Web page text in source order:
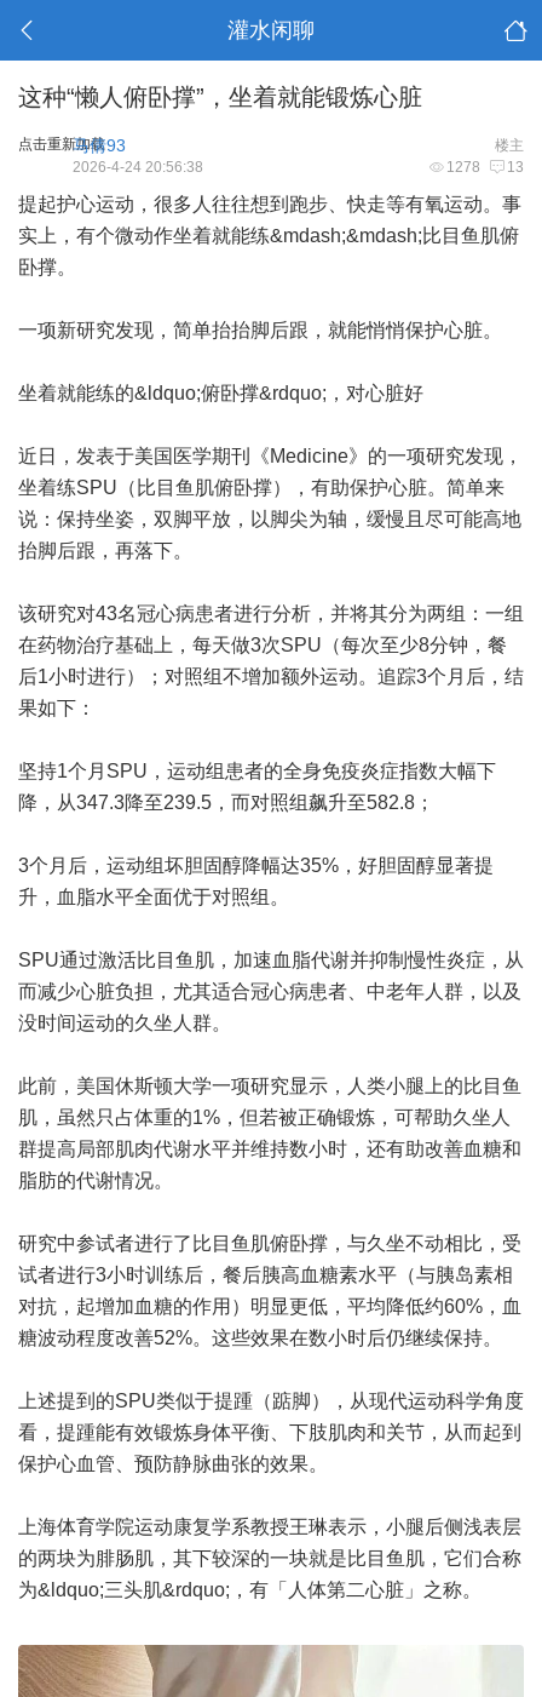
灌水闲聊
这种“懒人俯卧撑”，坐着就能锻炼心脏
点击重新加载 楼主
马倩93
1278 13
2026-4-24 20:56:38
提起护心运动，很多人往往想到跑步、快走等有氧运动。事
实上，有个微动作坐着就能练&mdash;&mdash;比目鱼肌俯
卧撑。
一项新研究发现，简单抬抬脚后跟，就能悄悄保护心脏。
坐着就能练的&ldquo;俯卧撑&rdquo;，对心脏好
近日，发表于美国医学期刊《Medicine》的一项研究发现，
坐着练SPU（比目鱼肌俯卧撑），有助保护心脏。简单来
说：保持坐姿，双脚平放，以脚尖为轴，缓慢且尽可能高地
抬脚后跟，再落下。
该研究对43名冠心病患者进行分析，并将其分为两组：一组
在药物治疗基础上，每天做3次SPU（每次至少8分钟，餐
后1小时进行）；对照组不增加额外运动。追踪3个月后，结
果如下：
坚持1个月SPU，运动组患者的全身免疫炎症指数大幅下
降，从347.3降至239.5，而对照组飙升至582.8；
3个月后，运动组坏胆固醇降幅达35%，好胆固醇显著提
升，血脂水平全面优于对照组。
SPU通过激活比目鱼肌，加速血脂代谢并抑制慢性炎症，从
而减少心脏负担，尤其适合冠心病患者、中老年人群，以及
没时间运动的久坐人群。
此前，美国休斯顿大学一项研究显示，人类小腿上的比目鱼
肌，虽然只占体重的1%，但若被正确锻炼，可帮助久坐人
群提高局部肌肉代谢水平并维持数小时，还有助改善血糖和
脂肪的代谢情况。
研究中参试者进行了比目鱼肌俯卧撑，与久坐不动相比，受
试者进行3小时训练后，餐后胰高血糖素水平（与胰岛素相
对抗，起增加血糖的作用）明显更低，平均降低约60%，血
糖波动程度改善52%。这些效果在数小时后仍继续保持。
上述提到的SPU类似于提踵（踮脚），从现代运动科学角度
看，提踵能有效锻炼身体平衡、下肢肌肉和关节，从而起到
保护心血管、预防静脉曲张的效果。
上海体育学院运动康复学系教授王琳表示，小腿后侧浅表层
的两块为腓肠肌，其下较深的一块就是比目鱼肌，它们合称
为&ldquo;三头肌&rdquo;，有「人体第二心脏」之称。